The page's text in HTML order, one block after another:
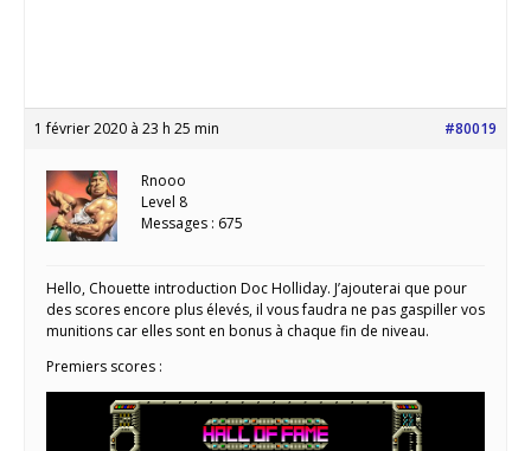
1 février 2020 à 23 h 25 min #80019
Rnooo
Level 8
Messages : 675
Hello, Chouette introduction Doc Holliday. J’ajouterai que pour
des scores encore plus élevés, il vous faudra ne pas gaspiller vos
munitions car elles sont en bonus à chaque fin de niveau.
Premiers scores :